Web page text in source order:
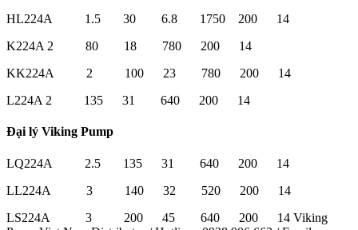
HL224A 1.5 30 6.8 1750 200 14
K224A 2 80 18 780 200 14
KK224A 2 100 23 780 200 14
L224A 2 135 31 640 200 14
Đại lý Viking Pump
LQ224A 2.5 135 31 640 200 14
LL224A 3 140 32 520 200 14
LS224A 3 200 45 640 200 14 Viking